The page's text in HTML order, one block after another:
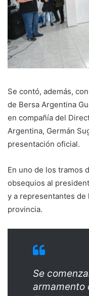
Se contó, además,
de Bersa Argentina
en compañía del
Argentina, Germán
presentación oficial.
En uno de los tramos
obsequios al
y a representantes de
provincia.
Se
armamento